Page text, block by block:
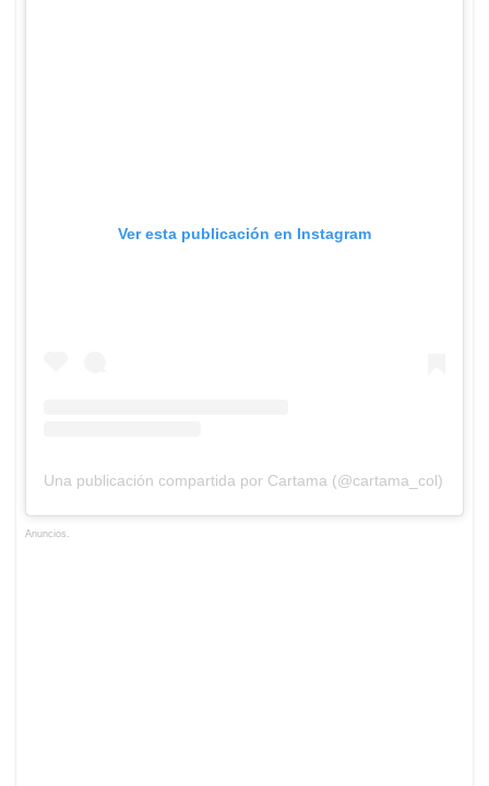
Ver esta publicación en Instagram
Una publicación compartida por Cartama (@cartama_col)
Anuncios.